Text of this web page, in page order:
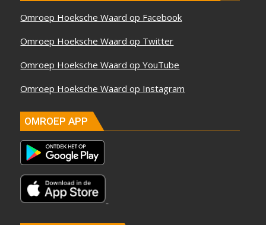
Omroep Hoeksche Waard op Facebook
Omroep Hoeksche Waard op Twitter
Omroep Hoeksche Waard op YouTube
Omroep Hoeksche Waard op Instagram
OMROEP APP